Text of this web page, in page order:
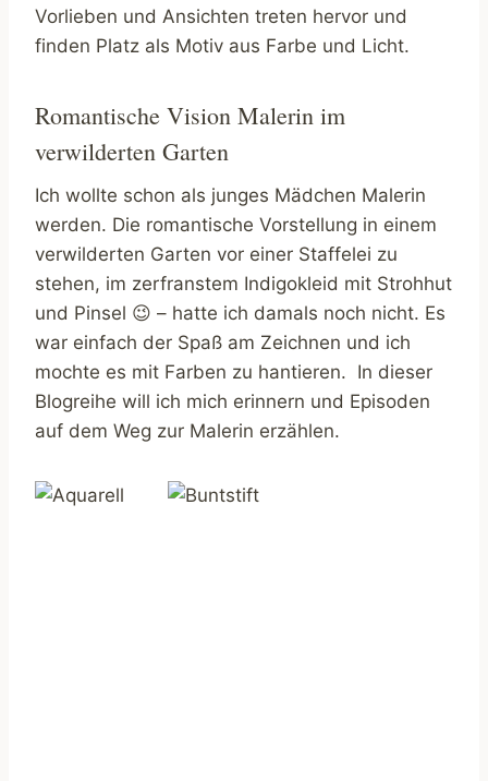
Vorlieben und Ansichten treten hervor und
finden Platz als Motiv aus Farbe und Licht.
Romantische Vision Malerin im
verwilderten Garten
Ich wollte schon als junges Mädchen Malerin
werden. Die romantische Vorstellung in einem
verwilderten Garten vor einer Staffelei zu
stehen, im zerfranstem Indigokleid mit Strohhut
und Pinsel 😉 – hatte ich damals noch nicht. Es
war einfach der Spaß am Zeichnen und ich
mochte es mit Farben zu hantieren. In dieser
Blogreihe will ich mich erinnern und Episoden
auf dem Weg zur Malerin erzählen.